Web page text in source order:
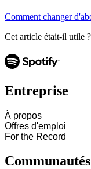
Comment changer
Cet article était-il utile ?
Entreprise
À propos
Offres d'emploi
For the Record
Communautés